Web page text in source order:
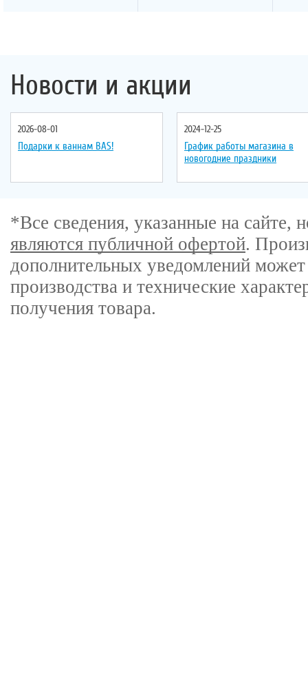
Новости и акции
2026-08-01
Подарки к ваннам BAS!
2024-12-25
График работы магазина в
новогодние праздники
*Все сведения, указанные на
являются публичной офертой.
дополнительных уведомлений
производства и технические
получения товара.